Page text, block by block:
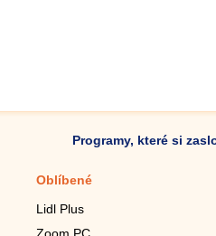
Programy, které si
Oblíbené
Lidl Plus